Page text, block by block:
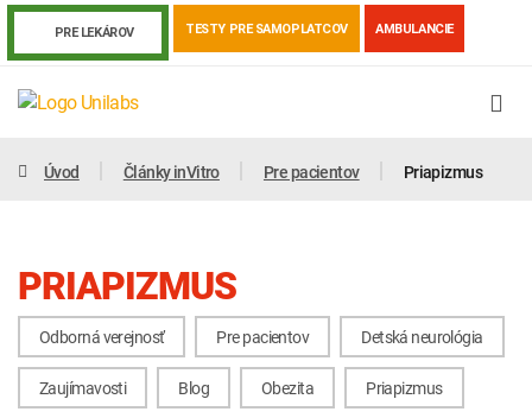
PRE LEKÁROV TESTY PRE SAMOPLATCOV AMBULANCIE
Úvod Články inVitro Pre pacientov Priapizmus
PRIAPIZMUS
Odborná verejnosť Pre pacientov Detská neurológia
Zaujímavosti Blog Obezita Priapizmus